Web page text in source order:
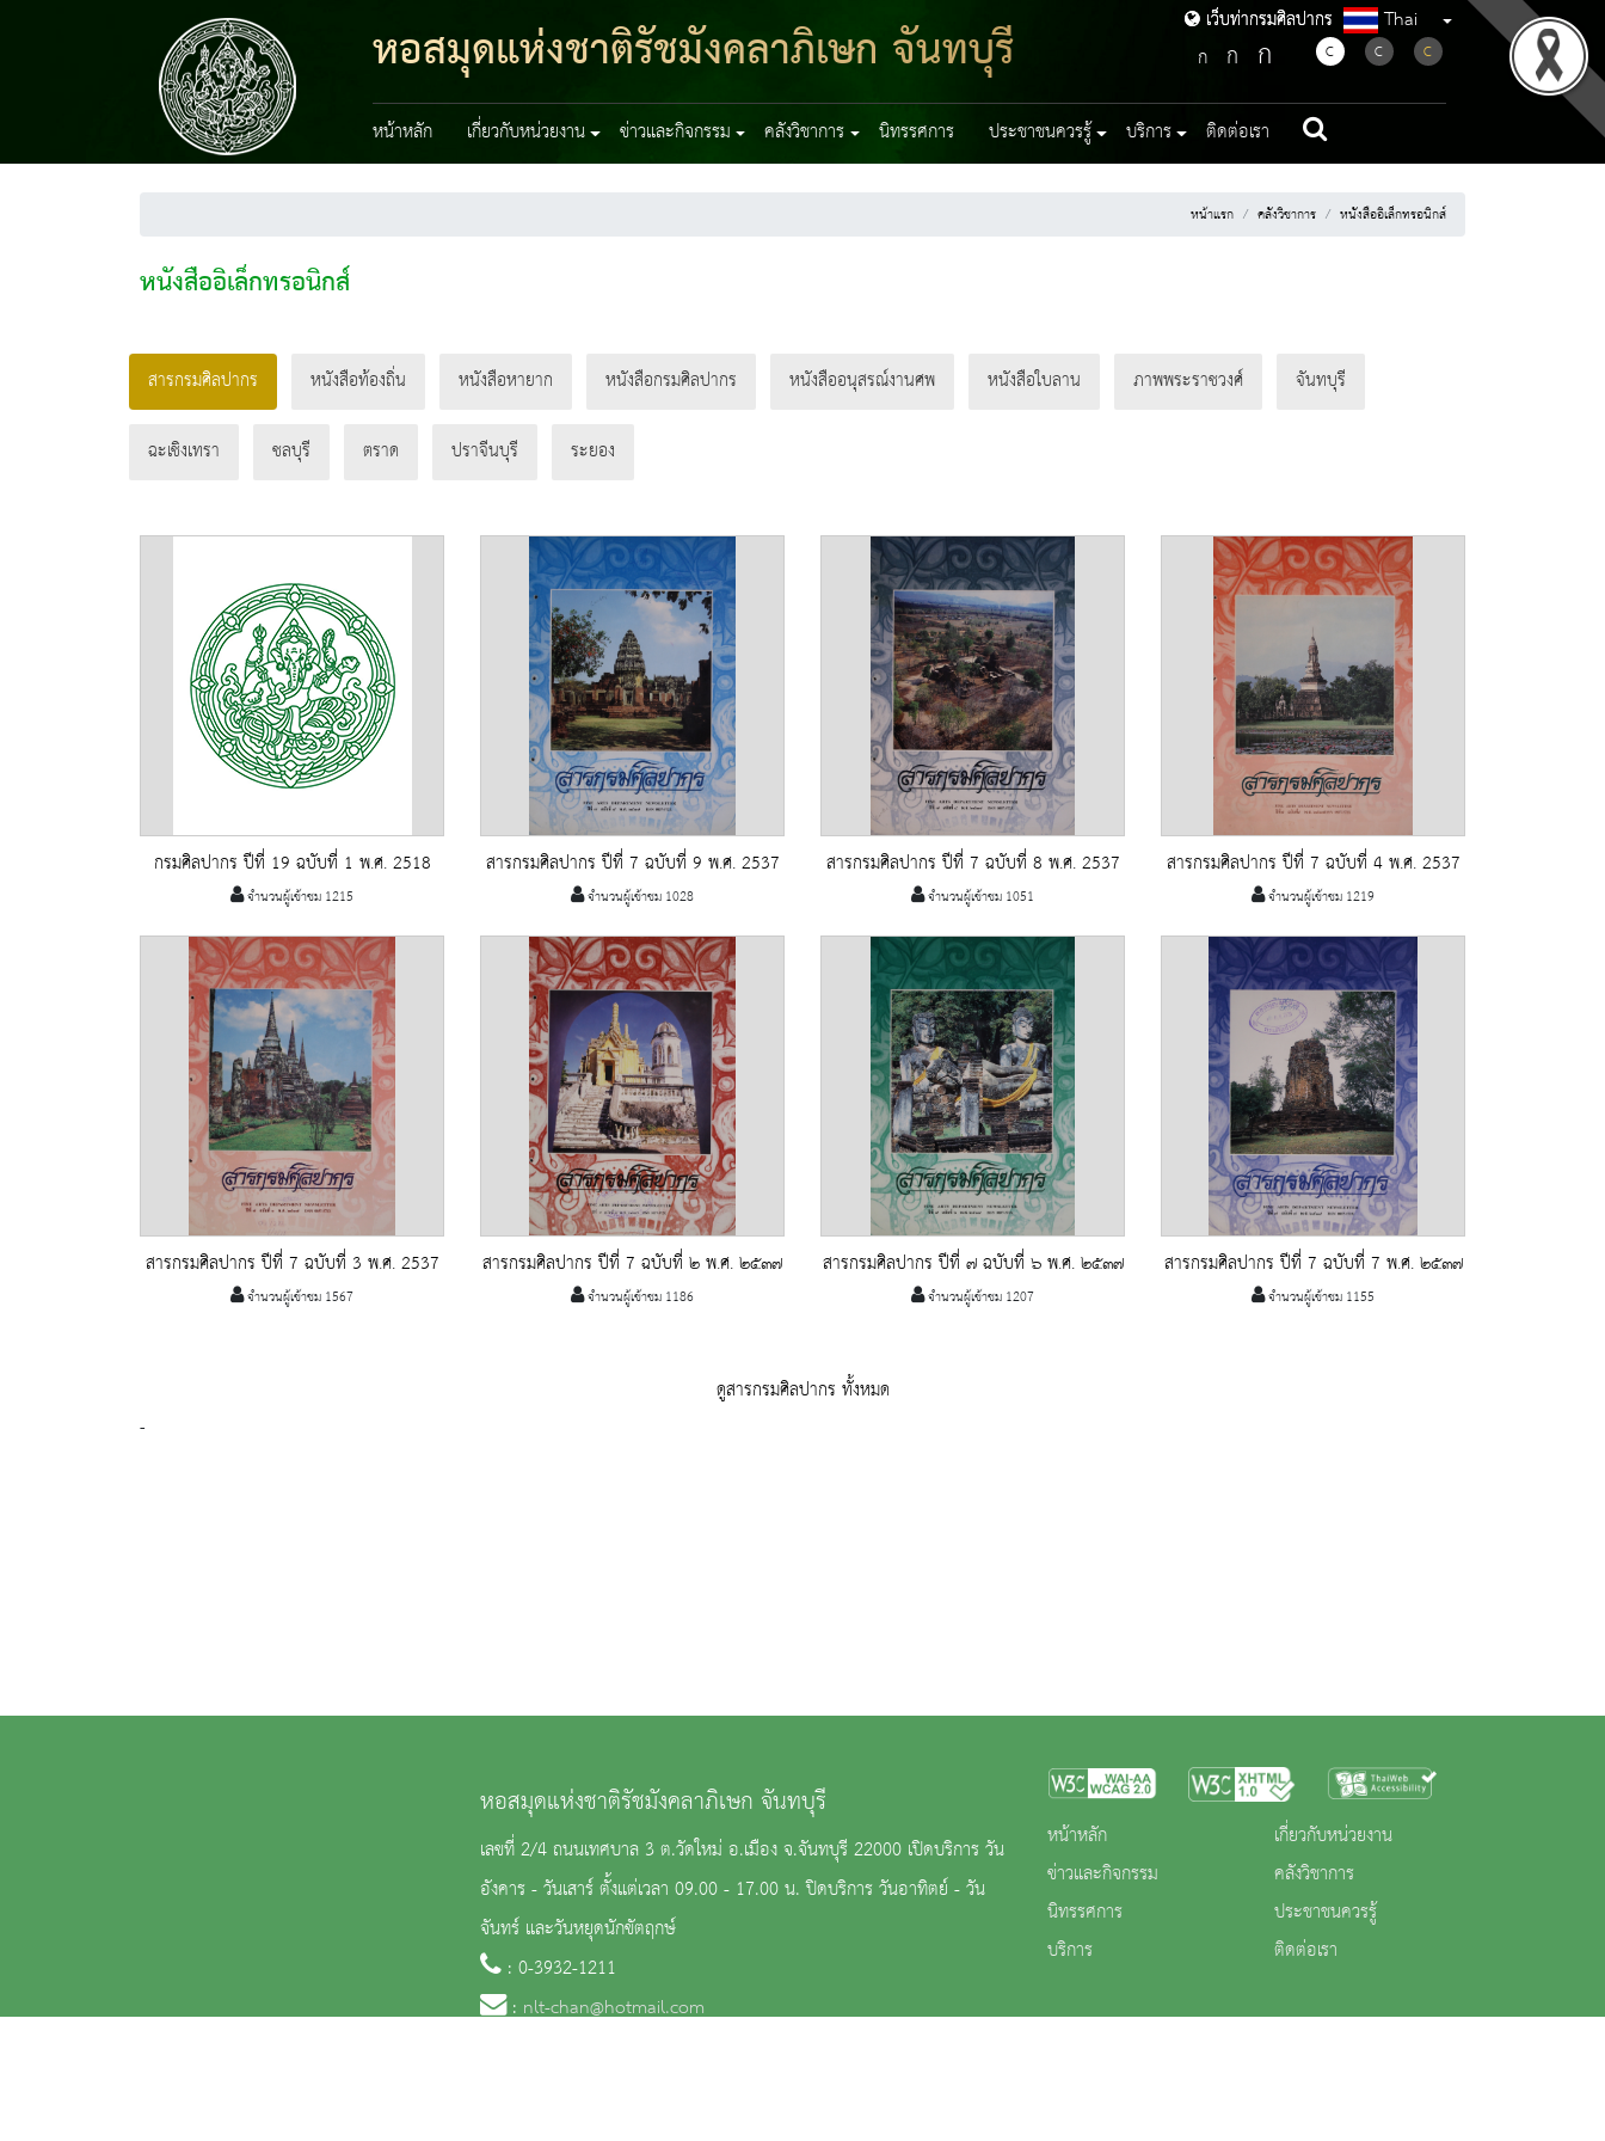
เว็บท่ากรมศิลปากร
หอสมุดแห่งชาติรัชมังคลาภิเษก จันทบุรี เว็บท่ากรมศิลปากร Thai
ก ก ก C C C
หน้าหลัก เกี่ยวกับหน่วยงาน ข่าวและกิจกรรม คลังวิชาการ นิทรรศการ ประชาชนควรรู้ บริการ ติดต่อเรา
หน้าแรก คลังวิชาการ หนังสืออิเล็กทรอนิกส์
หนังสืออิเล็กทรอนิกส์
สารกรมศิลปากร หนังสือท้องถิ่น หนังสือหายาก หนังสือกรมศิลปากร หนังสืออนุสรณ์งานศพ หนังสือใบลาน ภาพพระราชวงศ์ จันทบุรี
ฉะเชิงเทรา ชลบุรี ตราด ปราจีนบุรี ระยอง
กรมศิลปากร ปีที่ 19 ฉบับที่ 1 พ.ศ. 2518
จำนวนผู้เข้าชม 1215
สารกรมศิลปากร ปีที่ 7 ฉบับที่ 9 พ.ศ. 2537
จำนวนผู้เข้าชม 1028
สารกรมศิลปากร ปีที่ 7 ฉบับที่ 8 พ.ศ. 2537
จำนวนผู้เข้าชม 1051
สารกรมศิลปากร ปีที่ 7 ฉบับที่ 4 พ.ศ. 2537
จำนวนผู้เข้าชม 1219
สารกรมศิลปากร ปีที่ 7 ฉบับที่ 3 พ.ศ. 2537
จำนวนผู้เข้าชม 1567
สารกรมศิลปากร ปีที่ 7 ฉบับที่ ๒ พ.ศ. ๒๕๓๗
จำนวนผู้เข้าชม 1186
สารกรมศิลปากร ปีที่ ๗ ฉบับที่ ๖ พ.ศ. ๒๕๓๗
จำนวนผู้เข้าชม 1207
สารกรมศิลปากร ปีที่ 7 ฉบับที่ 7 พ.ศ. ๒๕๓๗
จำนวนผู้เข้าชม 1155
ดูสารกรมศิลปากร ทั้งหมด
-
หอสมุดแห่งชาติรัชมังคลาภิเษก จันทบุรี
เลขที่ 2/4 ถนนเทศบาล 3 ต.วัดใหม่ อ.เมือง จ.จันทบุรี 22000 เปิดบริการ วัน
อังคาร - วันเสาร์ ตั้งแต่เวลา 09.00 - 17.00 น. ปิดบริการ วันอาทิตย์ - วัน
จันทร์ และวันหยุดนักขัตฤกษ์
: 0-3932-1211
:nlt-chan@hotmail.com
หน้าหลัก
ข่าวและกิจกรรม
นิทรรศการ
บริการ
เกี่ยวกับหน่วยงาน
คลังวิชาการ
ประชาชนควรรู้
ติดต่อเรา